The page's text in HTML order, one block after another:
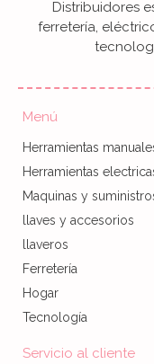
Distribuidores
ferretería,
Menú
Herramientas
Herramientas
Maquinas y
llaves y accesorios
llaveros
Ferretería
Hogar
Tecnología
Servicio al cliente